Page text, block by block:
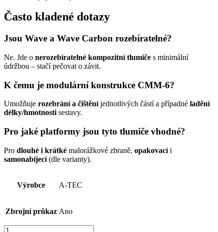
Často kladené dotazy
Jsou Wave a Wave Carbon rozebíratelné?
Ne. Jde o nerozebíratelné kompozitní tlumiče s minimální
údržbou – stačí pečovat o závit.
K čemu je modulární konstrukce CMM-6?
Umožňuje rozebrání a čištěníjednotlivých částí a případné ladění
délky/hmotnostisestavy.
Pro jaké platformy jsou tyto tlumiče vhodné?
Pro dlouhé i krátké malorážkové zbraně, opakovacíi
samonabíjecí(dle varianty).
Výrobce A-TEC
Zbrojní průkaz Ano
Tlumič